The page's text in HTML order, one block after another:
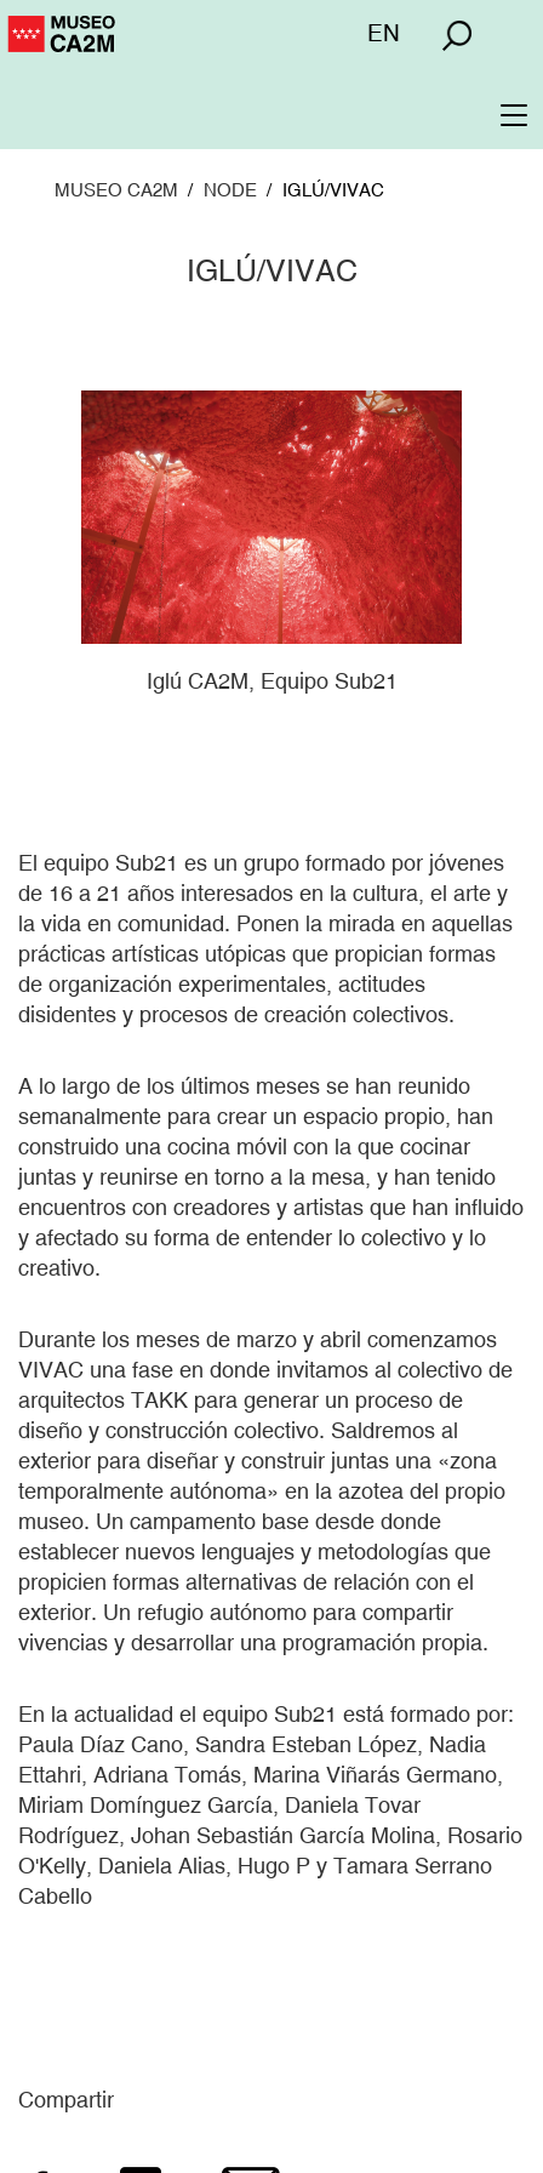
Pasar
Menú
EN
MUSEO CA2M NODE IGLÚ/VIVAC
IGLÚ/VIVAC
Iglú CA2M, Equipo Sub21
El equipo Sub21 es un grupo formado por jóvenes
de 16 a 21 años interesados en la cultura, el arte y
la vida en comunidad. Ponen la mirada en aquellas
prácticas artísticas utópicas que propician formas
de organización experimentales, actitudes
disidentes y procesos de creación colectivos.
A lo largo de los últimos meses se han reunido
semanalmente para crear un espacio propio, han
construido una cocina móvil con la que cocinar
juntas y reunirse en torno a la mesa, y han tenido
encuentros con creadores y artistas que han influido
y afectado su forma de entender lo colectivo y lo
creativo.
Durante los meses de marzo y abril comenzamos
VIVAC una fase en donde invitamos al colectivo de
arquitectos TAKK para generar un proceso de
diseño y construcción colectivo. Saldremos al
exterior para diseñar y construir juntas una «zona
temporalmente autónoma» en la azotea del propio
museo. Un campamento base desde donde
establecer nuevos lenguajes y metodologías que
propicien formas alternativas de relación con el
exterior. Un refugio autónomo para compartir
vivencias y desarrollar una programación propia.
En la actualidad el equipo Sub21 está formado por:
Paula Díaz Cano, Sandra Esteban López, Nadia
Ettahri, Adriana Tomás, Marina Viñarás Germano,
Miriam Domínguez García, Daniela Tovar
Rodríguez, Johan Sebastián García Molina, Rosario
O'Kelly, Daniela Alias, Hugo P y Tamara Serrano
Cabello
Compartir